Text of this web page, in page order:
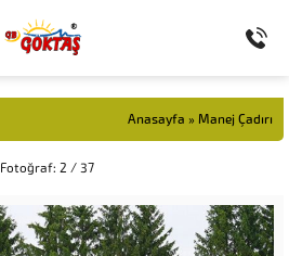
Anasayfa » Manej Çadırı
Fotoğraf: 2 / 37